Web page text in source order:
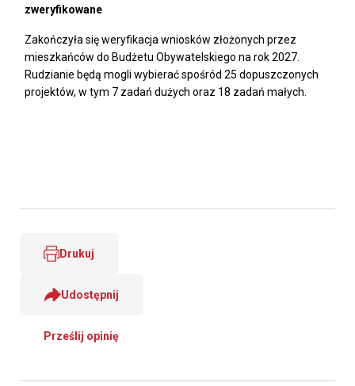
zweryfikowane
Zakończyła się weryfikacja wniosków złożonych przez
mieszkańców do Budżetu Obywatelskiego na rok 2027.
Rudzianie będą mogli wybierać spośród 25 dopuszczonych
projektów, w tym 7 zadań dużych oraz 18 zadań małych.
Drukuj
Udostępnij
Prześlij opinię